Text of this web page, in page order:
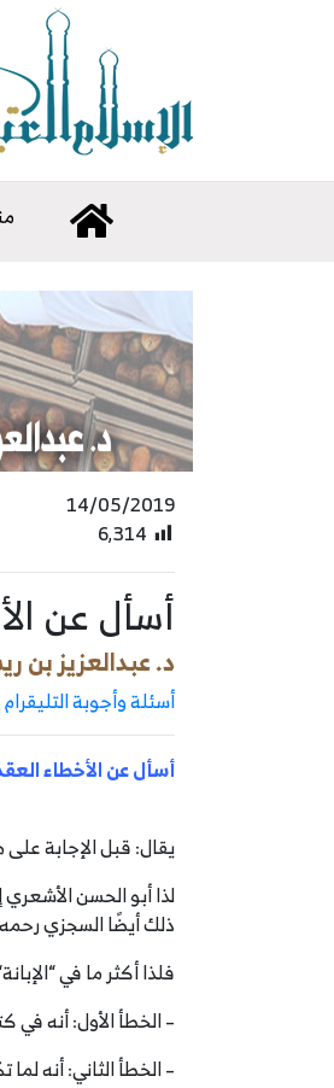
14/05/2019
6٬314
أسأل عن
د. عبدالعزيز بن
أسئلة وأجوبة التليقرام
أسأل عن الأخطاء
يقال:قبل الإجابة
لذا أبو الحسن
ذلك أيضًا السجزي
فلذا أكثر ما في“الإبانة
– الخطأ الأول:أنه في
– الخطأ الثاني:أنه لما